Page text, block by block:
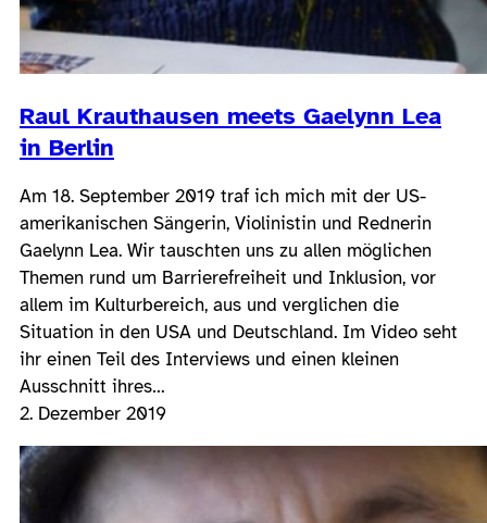
Raul Krauthausen meets Gaelynn Lea
in Berlin
Am 18. September 2019 traf ich mich mit der US-
amerikanischen Sängerin, Violinistin und Rednerin
Gaelynn Lea. Wir tauschten uns zu allen möglichen
Themen rund um Barrierefreiheit und Inklusion, vor
allem im Kulturbereich, aus und verglichen die
Situation in den USA und Deutschland. Im Video seht
ihr einen Teil des Interviews und einen kleinen
Ausschnitt ihres…
2. Dezember 2019